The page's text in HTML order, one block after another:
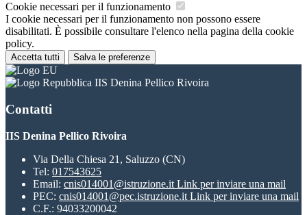
Cookie necessari per il funzionamento
I cookie necessari per il funzionamento non possono essere
disabilitati. È possibile consultare l'elenco nella pagina della cookie
policy.
Accetta tutti Salva le preferenze
IIS Denina Pellico Rivoira
Contatti
IIS Denina Pellico Rivoira
Via Della Chiesa 21, Saluzzo (CN)
Tel: 017543625
Email: cnis014001@istruzione.it Link per inviare una mail
PEC: cnis014001@pec.istruzione.it Link per inviare una mail
C.F.: 94033200042